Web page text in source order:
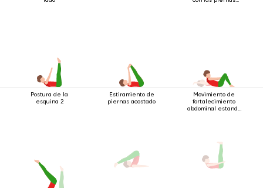
Postura de la
esquina 2
Estiramiento de
piernas acostado
Movimiento de
fortalecimiento
abdominal estando